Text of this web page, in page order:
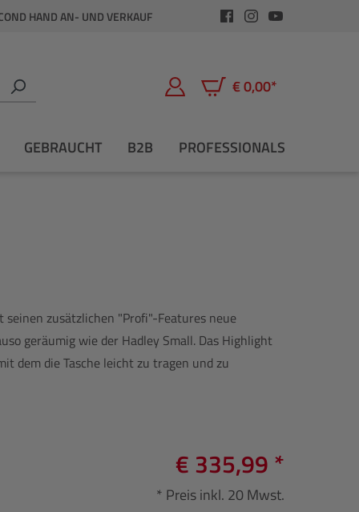
HAND AN- UND VERKAUF
€ 0,00*
Warenkorb enthält 0
GEBRAUCHT B2B PROFESSIONALS
seinen zusätzlichen "Profi"-Features neue
geräumig wie der Hadley Small. Das Highlight
dem die Tasche leicht zu tragen und zu
€ 335,99 *
* Preis inkl. 20 Mwst.